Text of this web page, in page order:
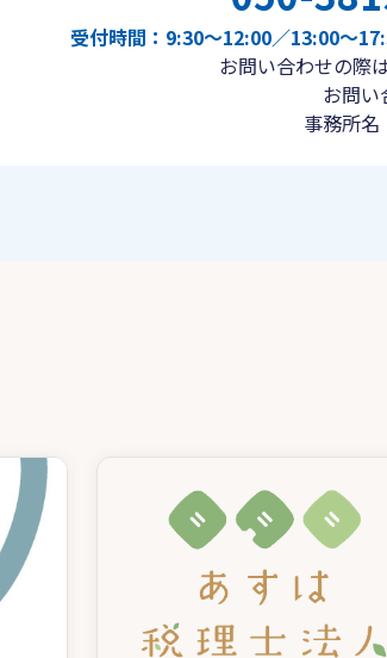
受付時間：9:30〜12:00／13:00〜
お問い合わせの際
お問い
事務所